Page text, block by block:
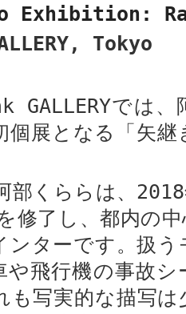
Exhibition:
Tokyo
GALLERYでは、
個展となる「矢
部くららは、 2018
修了し、都内の
ンターです。扱
や飛行機の事故
も写実的な描写